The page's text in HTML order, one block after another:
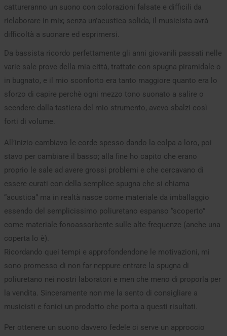
cattureranno un suono con colorazioni falsate e difficili da
rielaborare in mix; senza un’acustica solida, il musicista avrà
difficoltà a suonare ed esprimersi.
Da bassista ricordo perfettamente gli anni giovanili passati nelle
varie sale prove della mia città, trattate con spugna piramidale o
in bugnato, e il mio sconforto era tanto maggiore quanto era lo
sforzo di capire perchè ogni mezzo tono suonato a salire o
scendere dalla tastiera del mio strumento, avevo sbalzi così
forti di volume.
All’inizio cambiavo le corde spesso dando la colpa a loro, poi
stavo per cambiare il basso; alla fine ho capito che erano
proprio le sale ad avere grossi problemi e che cercavano di
essere curati con della semplice spugna che si chiama
“acustica” ma in realtà nasce come materiale da imballaggio
essendo del semplicissimo poliuretano espanso “scoperto”
come materiale fonoassorbente sulle alte frequenze (anche una
coperta lo è).
Ricordando quei tempi e approfondendone le motivazioni, mi
sono promesso di non far neppure entrare la spugna di
poliuretano nei nostri laboratori e men che meno di proporla per
la vendita. Sinceramente non me la sento di consigliare a
musicisti e fonici un prodotto che porta a questi risultati.
Per ottenere un suono davvero fedele ci serve un approccio